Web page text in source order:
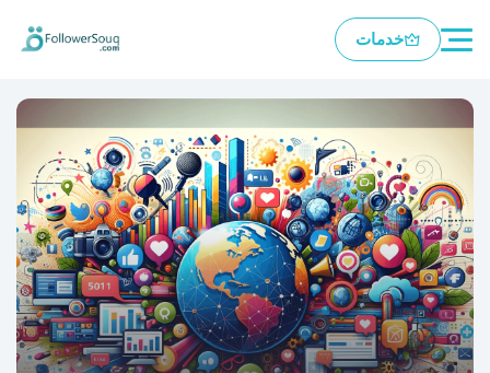
خدمات